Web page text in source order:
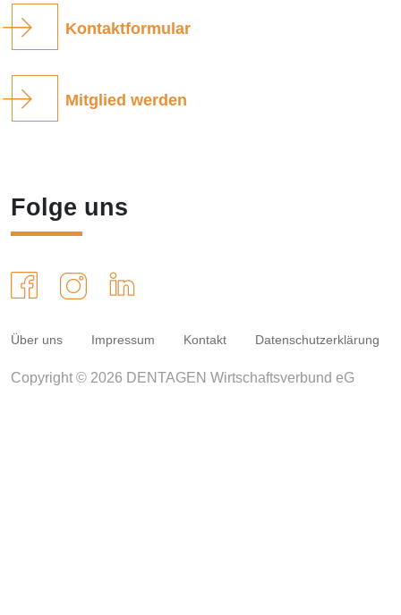
Kontaktformular
Mitglied werden
Folge uns
Über uns Impressum Kontakt Datenschutzerklärung
Copyright © 2026 DENTAGEN Wirtschaftsverbund eG